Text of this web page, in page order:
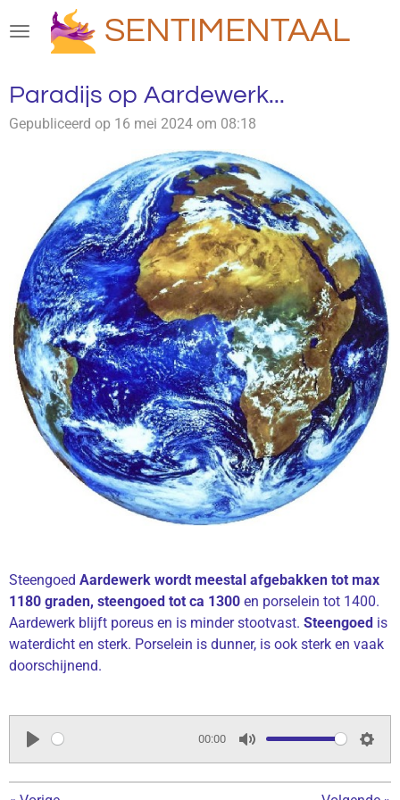
direct
de
hoofdinhoud
SENTIMENTAAL
Paradijs op Aardewerk...
Gepubliceerd op 16 mei 2024 om 08:18
Steengoed Aardewerk wordt meestal afgebakken tot max
1180 graden, steengoed tot ca 1300 en porselein tot 1400.
Aardewerk blijft poreus en is minder stootvast. Steengoed is
waterdicht en sterk. Porselein is dunner, is ook sterk en vaak
doorschijnend.
P
l
00:00
M
u
S
e